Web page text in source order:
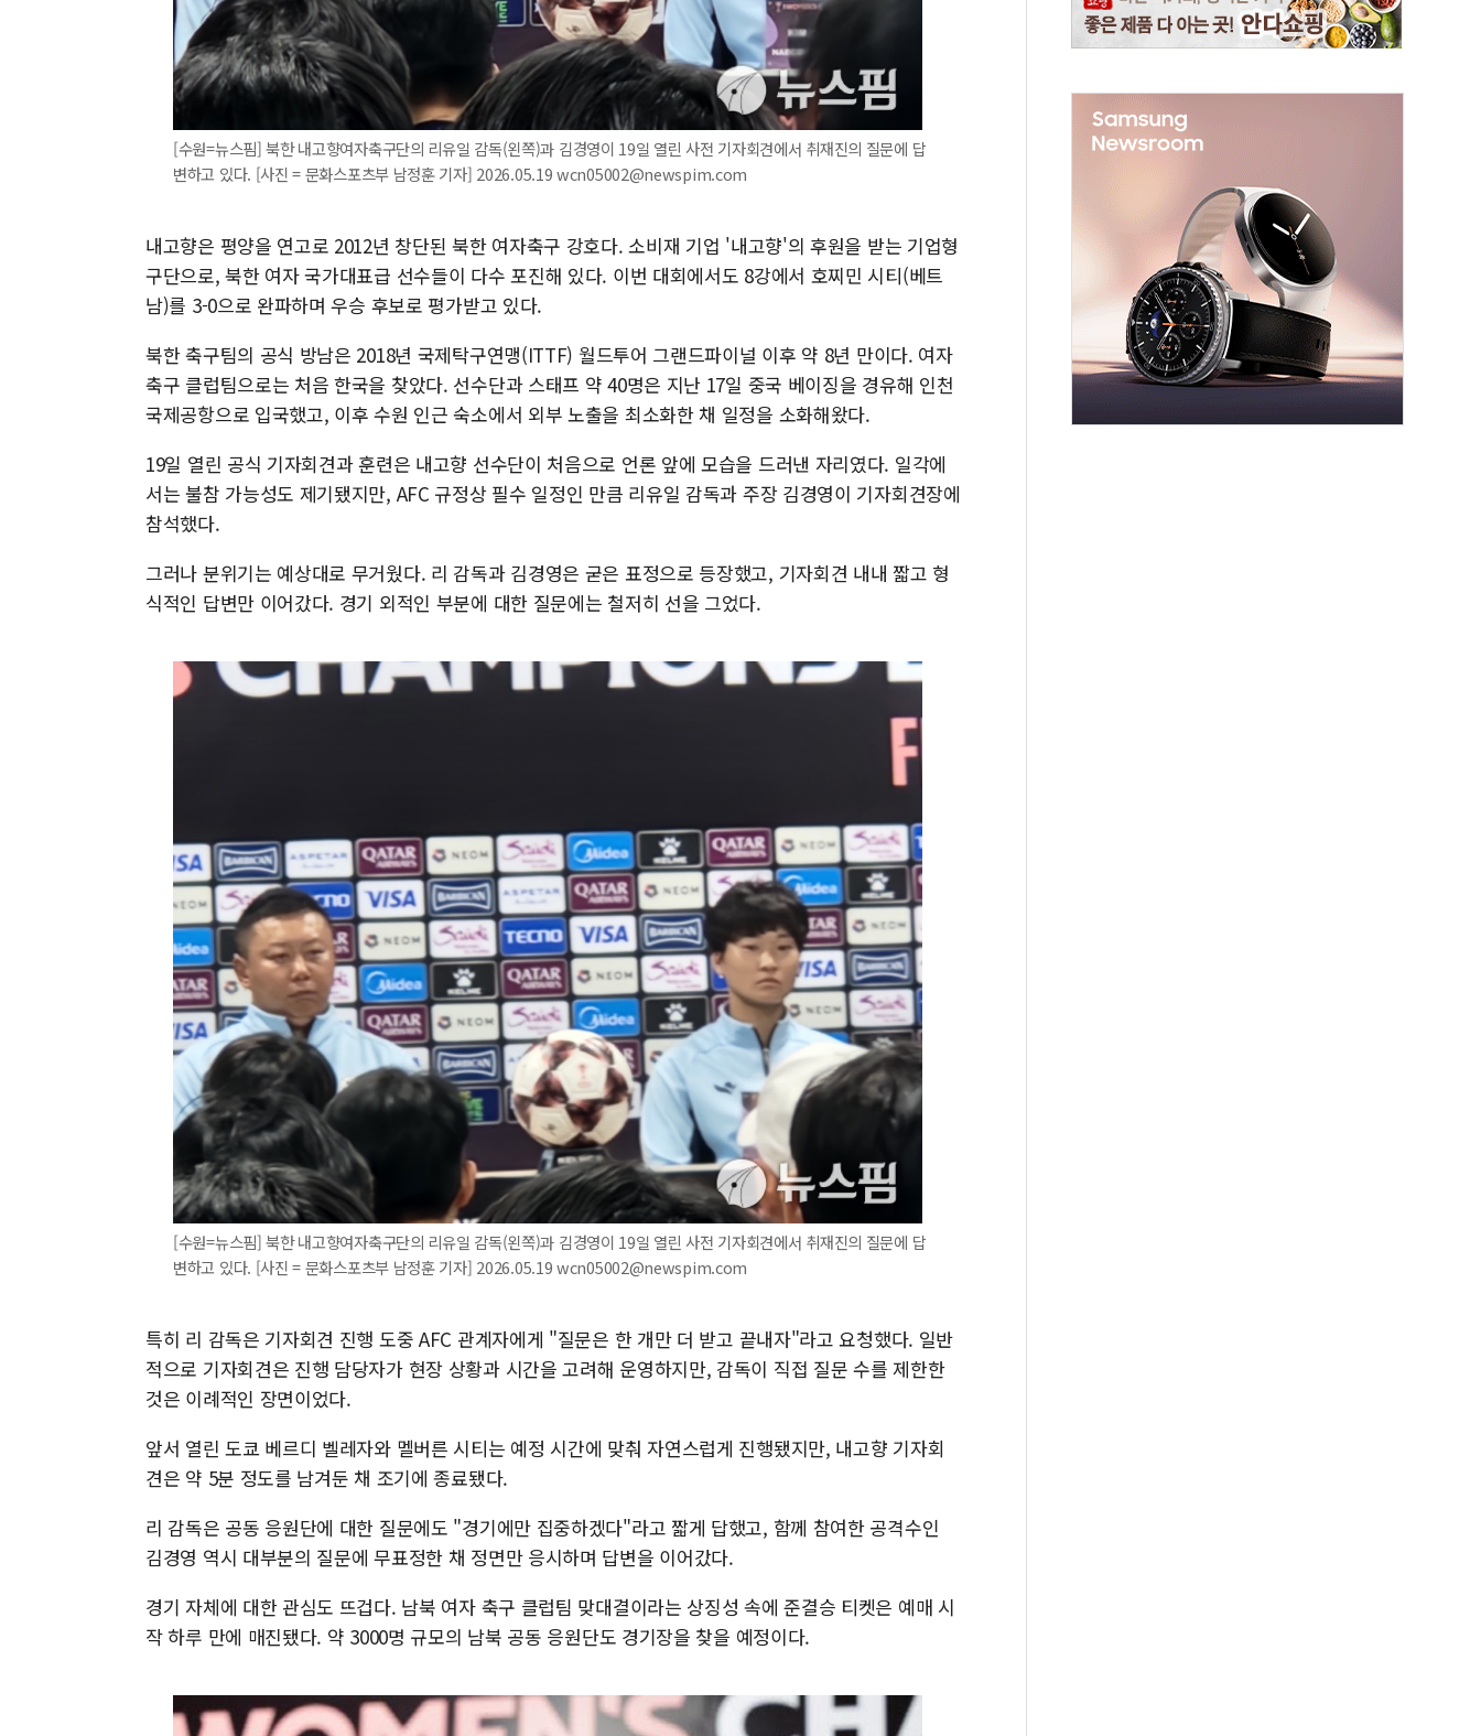
[수원=뉴스핌] 북한 내고향여자축구단의 리유일 감독(왼쪽)과 김경영이 19일 열린 사전 기자회견에서 취재진의 질문에 답
변하고 있다. [사진 = 문화스포츠부 남정훈 기자] 2026.05.19 wcn05002@newspim.com
내고향은 평양을 연고로 2012년 창단된 북한 여자축구 강호다. 소비재 기업 '내고향'의 후원을 받는 기업형
구단으로, 북한 여자 국가대표급 선수들이 다수 포진해 있다. 이번 대회에서도 8강에서 호찌민 시티(베트
남)를 3-0으로 완파하며 우승 후보로 평가받고 있다.
북한 축구팀의 공식 방남은 2018년 국제탁구연맹(ITTF) 월드투어 그랜드파이널 이후 약 8년 만이다. 여자
축구 클럽팀으로는 처음 한국을 찾았다. 선수단과 스태프 약 40명은 지난 17일 중국 베이징을 경유해 인천
국제공항으로 입국했고, 이후 수원 인근 숙소에서 외부 노출을 최소화한 채 일정을 소화해왔다.
19일 열린 공식 기자회견과 훈련은 내고향 선수단이 처음으로 언론 앞에 모습을 드러낸 자리였다. 일각에
서는 불참 가능성도 제기됐지만, AFC 규정상 필수 일정인 만큼 리유일 감독과 주장 김경영이 기자회견장에
참석했다.
그러나 분위기는 예상대로 무거웠다. 리 감독과 김경영은 굳은 표정으로 등장했고, 기자회견 내내 짧고 형
식적인 답변만 이어갔다. 경기 외적인 부분에 대한 질문에는 철저히 선을 그었다.
[수원=뉴스핌] 북한 내고향여자축구단의 리유일 감독(왼쪽)과 김경영이 19일 열린 사전 기자회견에서 취재진의 질문에 답
변하고 있다. [사진 = 문화스포츠부 남정훈 기자] 2026.05.19 wcn05002@newspim.com
특히 리 감독은 기자회견 진행 도중 AFC 관계자에게 "질문은 한 개만 더 받고 끝내자"라고 요청했다. 일반
적으로 기자회견은 진행 담당자가 현장 상황과 시간을 고려해 운영하지만, 감독이 직접 질문 수를 제한한
것은 이례적인 장면이었다.
앞서 열린 도쿄 베르디 벨레자와 멜버른 시티는 예정 시간에 맞춰 자연스럽게 진행됐지만, 내고향 기자회
견은 약 5분 정도를 남겨둔 채 조기에 종료됐다.
리 감독은 공동 응원단에 대한 질문에도 "경기에만 집중하겠다"라고 짧게 답했고, 함께 참여한 공격수인
김경영 역시 대부분의 질문에 무표정한 채 정면만 응시하며 답변을 이어갔다.
경기 자체에 대한 관심도 뜨겁다. 남북 여자 축구 클럽팀 맞대결이라는 상징성 속에 준결승 티켓은 예매 시
작 하루 만에 매진됐다. 약 3000명 규모의 남북 공동 응원단도 경기장을 찾을 예정이다.